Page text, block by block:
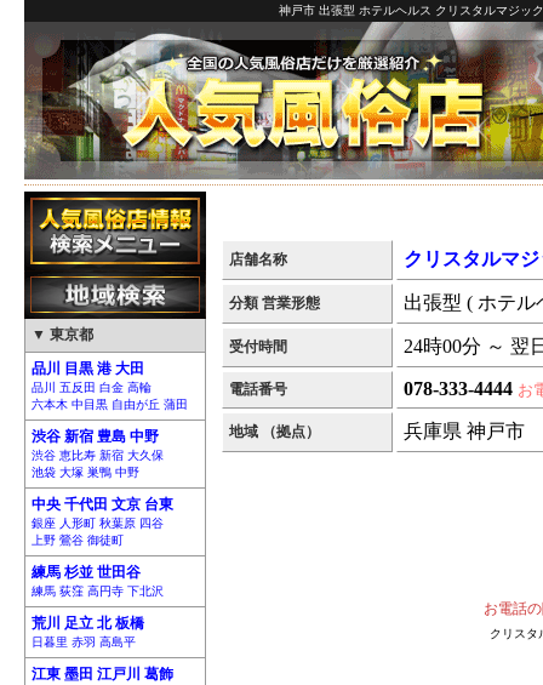
神戸市 出張型 ホテルヘルス クリスタルマジッ
▼ 東京都
品川 目黒 港 大田
品川 五反田 白金 高輪
六本木 中目黒 自由が丘 蒲田
渋谷 新宿 豊島 中野
渋谷 恵比寿 新宿 大久保
池袋 大塚 巣鴨 中野
中央 千代田 文京 台東
銀座 人形町 秋葉原 四谷
上野 鶯谷 御徒町
練馬 杉並 世田谷
練馬 荻窪 高円寺 下北沢
荒川 足立 北 板橋
日暮里 赤羽 高島平
江東 墨田 江戸川 葛飾
店舗名称 クリスタルマ
分類 営業形態 出張型 ( ホテル
受付時間 24時00分 ～ 翌
電話番号 078-333-4444 お
地域 （拠点） 兵庫県 神戸市
お電話
クリスタ